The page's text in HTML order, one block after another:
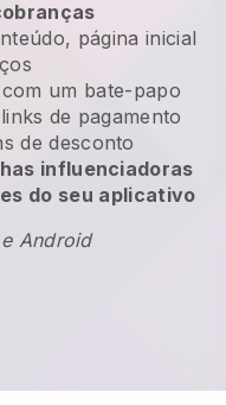
página inicial
com um bate-papo
de pagamento
de desconto
influenciadoras
do seu aplicativo
Android